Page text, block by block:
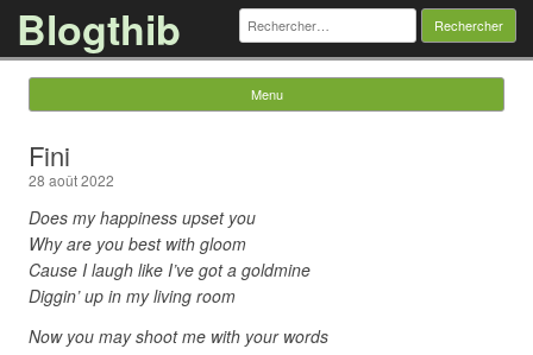
Blogthib Rechercher :
Menu
Fini
28 août 2022
Does my happiness upset you
Why are you best with gloom
Cause I laugh like I’ve got a goldmine
Diggin’ up in my living room
Now you may shoot me with your words